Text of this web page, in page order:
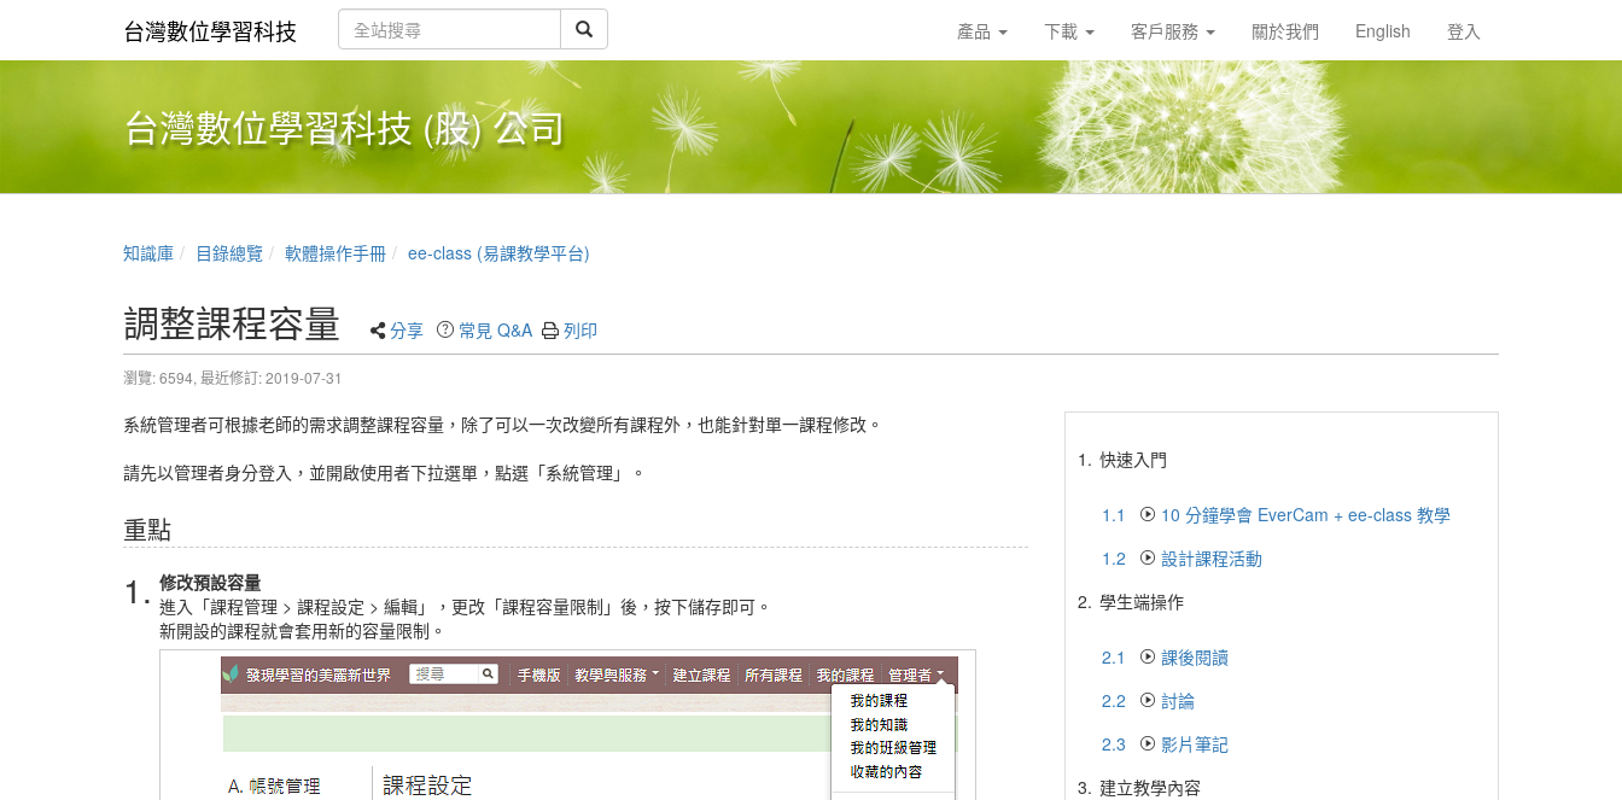
台灣數位學習科技 產品 下載 客戶服務 關於我們 English 登入
台灣數位學習科技 (股) 公司
知識庫 目錄總覽 軟體操作手冊 ee-class (易課教學平台)
調整課程容量 分享 常見 Q&A 列印
瀏覽: 6594, 最近修訂: 2019-07-31
系統管理者可根據老師的需求調整課程容量，除了可以一次改變所有課程外，也能針對單一課程修改。
請先以管理者身分登入，並開啟使用者下拉選單，點選「系統管理」。
重點
1. 修改預設容量
進入「課程管理 > 課程設定 > 編輯」，更改「課程容量限制」後，按下儲存即可。
新開設的課程就會套用新的容量限制。
1. 快速入門
1.1
10 分鐘學會 EverCam + ee-class 教學
1.2
設計課程活動
2. 學生端操作
2.1
課後閱讀
2.2
討論
2.3
影片筆記
3. 建立教學內容